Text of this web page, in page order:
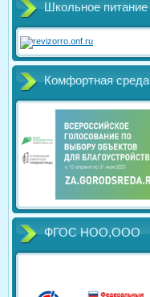
Школьное питание
Комфортная среда
ФГОС НОО,ООО